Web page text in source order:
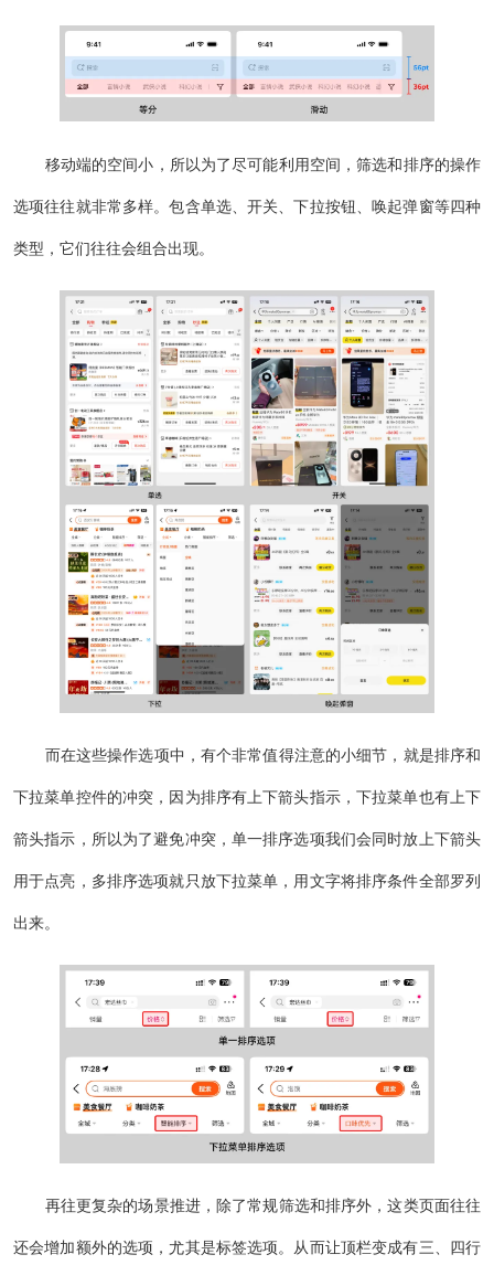
移动端的空间小，所以为了尽可能利用空间，筛选和排序的操作
选项往往就非常多样。包含单选、开关、下拉按钮、唤起弹窗等四种
类型，它们往往会组合出现。
而在这些操作选项中，有个非常值得注意的小细节，就是排序和
下拉菜单控件的冲突，因为排序有上下箭头指示，下拉菜单也有上下
箭头指示，所以为了避免冲突，单一排序选项我们会同时放上下箭头
用于点亮，多排序选项就只放下拉菜单，用文字将排序条件全部罗列
出来。
再往更复杂的场景推进，除了常规筛选和排序外，这类页面往往
还会增加额外的选项，尤其是标签选项。从而让顶栏变成有三、四行